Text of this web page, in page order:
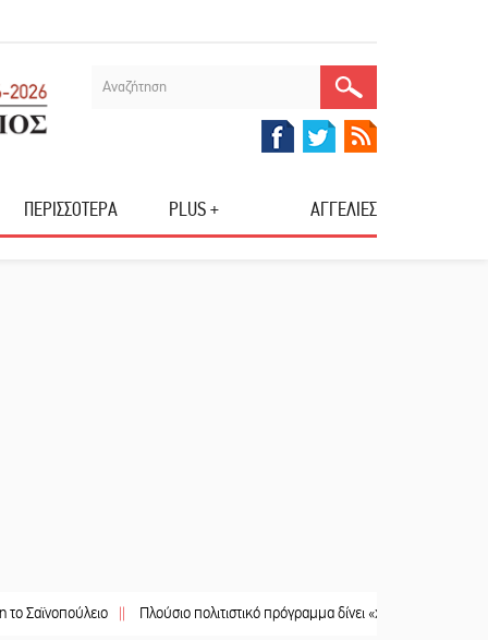
ΠΕΡΙΣΣΟΤΕΡΑ PLUS + ΑΓΓΕΛΙΕΣ
|| Πλούσιο πολιτιστικό πρόγραμμα δίνει «χρώμα» στον Αύγουστο